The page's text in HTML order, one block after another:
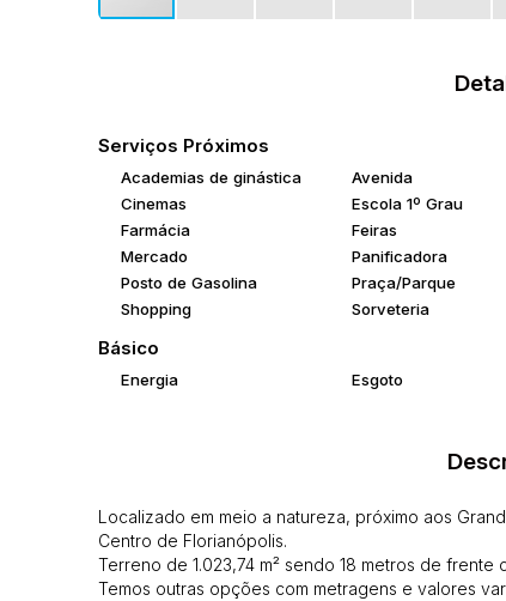
Serviços Próximos
Academias de ginástica Avenida
Cinemas
Escola 1º Grau
Farmácia
Feiras
Mercado
Panificadora
Posto de Gasolina
Praça/Parque
Shopping
Sorveteria
Básico
Energia Esgoto
Localizado em meio a natureza, próximo aos
Centro de Florianópolis.
Terreno de 1.023,74 m² sendo 18 metros de frente
Temos outras opções com metragens e valores